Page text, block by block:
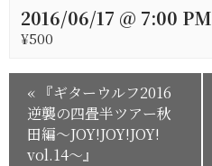
2016/06/17 @ 7:00 PM
¥500
« 『ギターウルフ2016
逆襲の四畳半ツアー秋
田編～JOY!JOY!JOY!
vol.14～』